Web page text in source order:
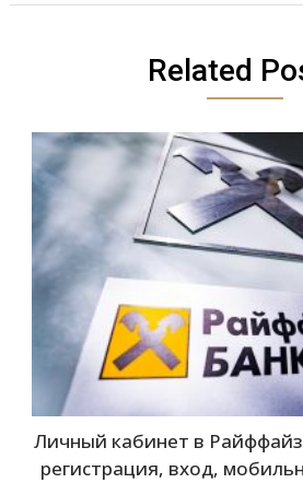
Related
Личный кабинет в
регистрация, вход,